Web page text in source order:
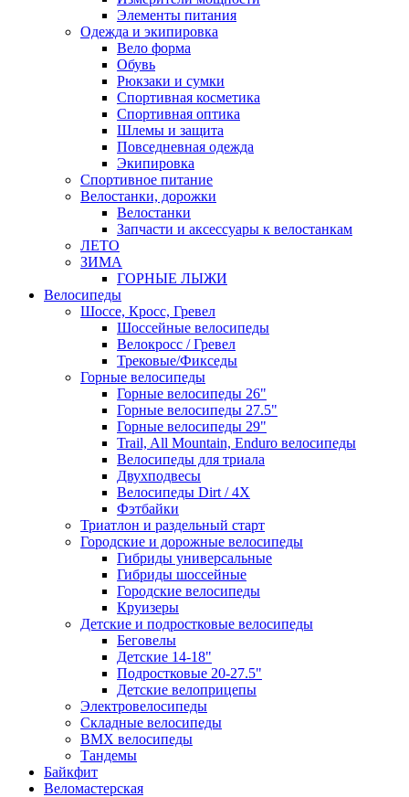
Элементы питания
Одежда и экипировка
Вело форма
Обувь
Рюкзаки и сумки
Спортивная косметика
Спортивная оптика
Шлемы и защита
Повседневная одежда
Экипировка
Спортивное питание
Велостанки, дорожки
Велостанки
Запчасти и аксессуары к велостанкам
ЛЕТО
ЗИМА
ГОРНЫЕ ЛЫЖИ
Велосипеды
Шоссе, Кросс, Гревел
Шоссейные велосипеды
Велокросс / Гревел
Трековые/Фикседы
Горные велосипеды
Горные велосипеды 26"
Горные велосипеды 27.5"
Горные велосипеды 29"
Trail, All Mountain, Enduro велосипеды
Велосипеды для триала
Двухподвесы
Велосипеды Dirt / 4X
Фэтбайки
Триатлон и раздельный старт
Городские и дорожные велосипеды
Гибриды универсальные
Гибриды шоссейные
Городские велосипеды
Круизеры
Детские и подростковые велосипеды
Беговелы
Детские 14-18"
Подростковые 20-27.5"
Детские велоприцепы
Электровелосипеды
Складные велосипеды
BMX велосипеды
Тандемы
Байкфит
Веломастерская